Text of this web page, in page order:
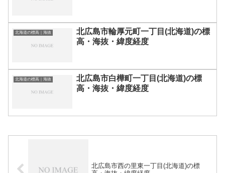
北海道の標高｜海抜
北広島市輪厚元町一丁目(北海道)の標
高・海抜・緯度経度
北海道の標高｜海抜
北広島市白樺町一丁目(北海道)の標
高・海抜・緯度経度
北広島市西の里東一丁目(北海道)の標